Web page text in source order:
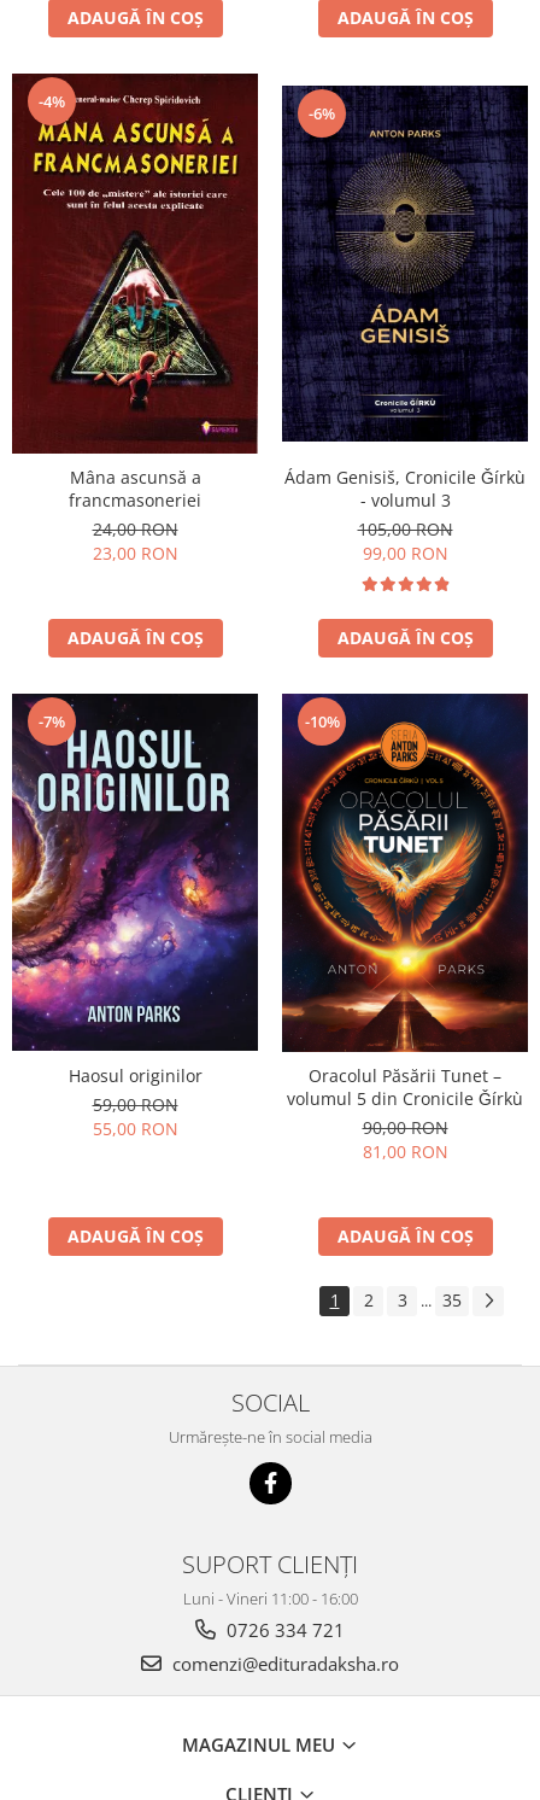
ADAUGĂ ÎN COȘ ADAUGĂ ÎN COȘ
-4%
Mâna ascunsă a
francmasoneriei
24,00 RON
23,00 RON
ADAUGĂ ÎN COȘ
-6%
Ádam Genisiš, Cronicile Ǧírkù
- volumul 3
105,00 RON
99,00 RON
ADAUGĂ ÎN COȘ
-7%
Haosul originilor
59,00 RON
55,00 RON
ADAUGĂ ÎN COȘ
-10%
Oracolul Păsării Tunet –
volumul 5 din Cronicile Ǧírkù
90,00 RON
81,00 RON
ADAUGĂ ÎN COȘ
1 2 3 ... 35
SOCIAL
Urmărește-ne în social media
SUPORT CLIENȚI
Luni - Vineri 11:00 - 16:00
0726 334 721
comenzi@edituradaksha.ro
MAGAZINUL MEU
CLIENȚI